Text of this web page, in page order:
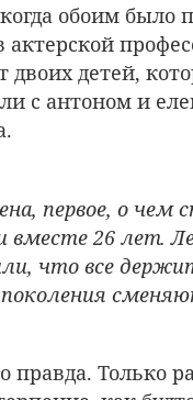
обоим было
актерской
двоих детей,
с антоном и
первое, о
26 лет.
что все
правда. Только